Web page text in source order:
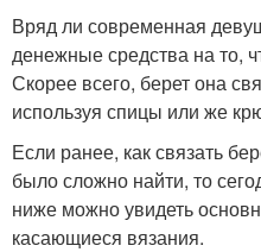
Вряд ли современная
денежные средства на то,
Скорее всего, берет она
используя спицы или же
Если ранее, как связать
было сложно найти, то
ниже можно увидеть
касающиеся вязания.